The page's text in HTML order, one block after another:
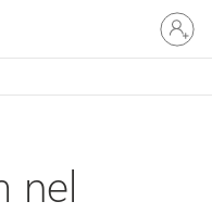
Accedi
con
il
account
nel